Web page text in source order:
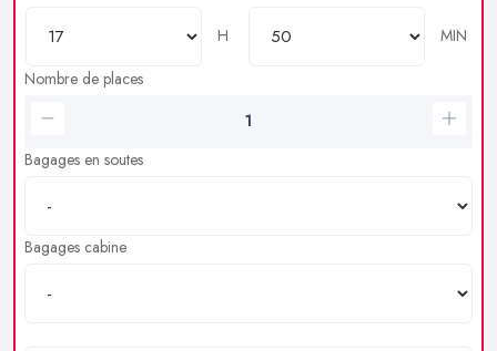
H
MIN
Nombre de places
Bagages en soutes
Bagages cabine